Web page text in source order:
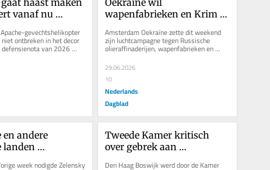
vanaf nu
gevechtshelikopter
ontbreken in het decor
van 2026
buiten een...
wapenfabrieken en Krim
gaat door een moeilijke
periode’
Amsterdam Oekraïne zette dit weekend
zijn luchtcampagne tegen Russische
olieraffinaderijen, wapenfabrieken en
logistieke aanvoerlijnen onverminderd...
29.06.2026
10
Nederlands
Dagblad
en andere
landen
week nodigde Zelensky
Tweede Kamer kritisch
over gebrek aan
Den Haag Boswijk werd door de Kamer